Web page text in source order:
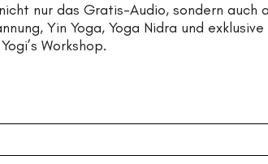
nur das Gratis-Audio, sondern auch
Yin Yoga, Yoga Nidra und
Workshop.